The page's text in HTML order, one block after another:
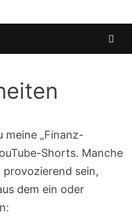
meine „Finanz-
Shorts. Manche
sein,
dem ein oder